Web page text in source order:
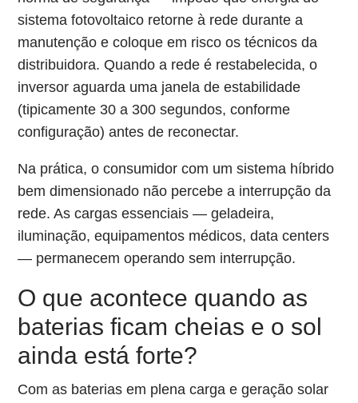
sistema fotovoltaico retorne à rede durante a
manutenção e coloque em risco os técnicos da
distribuidora. Quando a rede é restabelecida, o
inversor aguarda uma janela de estabilidade
(tipicamente 30 a 300 segundos, conforme
configuração) antes de reconectar.
Na prática, o consumidor com um sistema híbrido
bem dimensionado não percebe a interrupção da
rede. As cargas essenciais — geladeira,
iluminação, equipamentos médicos, data centers
— permanecem operando sem interrupção.
O que acontece quando as
baterias ficam cheias e o sol
ainda está forte?
Com as baterias em plena carga e geração solar